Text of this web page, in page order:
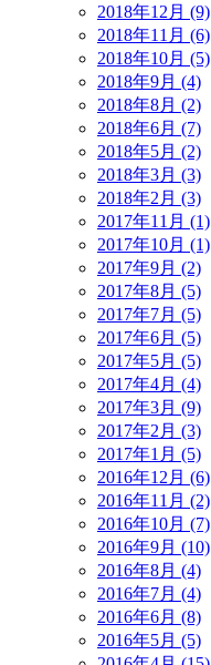
2018年12月 (9)
2018年11月 (6)
2018年10月 (5)
2018年9月 (4)
2018年8月 (2)
2018年6月 (7)
2018年5月 (2)
2018年3月 (3)
2018年2月 (3)
2017年11月 (1)
2017年10月 (1)
2017年9月 (2)
2017年8月 (5)
2017年7月 (5)
2017年6月 (5)
2017年5月 (5)
2017年4月 (4)
2017年3月 (9)
2017年2月 (3)
2017年1月 (5)
2016年12月 (6)
2016年11月 (2)
2016年10月 (7)
2016年9月 (10)
2016年8月 (4)
2016年7月 (4)
2016年6月 (8)
2016年5月 (5)